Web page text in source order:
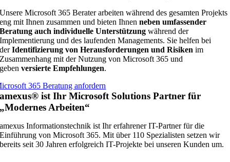
Unsere Microsoft 365 Berater arbeiten während des gesamten Projekts
eng mit Ihnen zusammen und bieten Ihnenneben umfassender
Beratung auch individuelle Unterstützung während der
Implementierung und des laufenden Managements. Sie helfen bei
derIdentifizierung von Herausforderungen und Risiken im
Zusammenhang mit der Nutzung von Microsoft 365 und
gebenversierte Empfehlungen.
365 Beratung anfordern
amexus® ist Ihr Microsoft Solutions Partner für
„Modernes Arbeiten“
amexus Informationstechnik ist Ihr erfahrener IT-Partner für die
Einführung von Microsoft 365. Mit über 110 Spezialisten setzen wir
bereits seit 30 Jahren erfolgreich IT-Projekte bei unseren Kunden um.